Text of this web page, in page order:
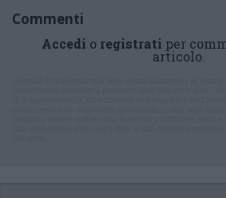
Commenti
Accedi o registrati per
articolo.